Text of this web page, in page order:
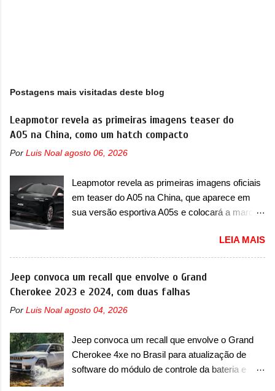
Postagens mais visitadas deste blog
Leapmotor revela as primeiras imagens teaser do
A05 na China, como um hatch compacto
Por Luis Noal agosto 06, 2026
Leapmotor revela as primeiras imagens oficiais
em teaser do A05 na China, que aparece em
sua versão esportiva A05s e colocará a marca
apresentando uma rápida expansão na China
em termos de portfólio. Apoiada pela Stellantis,
a marca confirmou a estreia de um novo
modelo compacto à sua linha. Posicionado
primeiras imagens teaser do A05, que nas
esportiva, o A05s. Previsto para ser lançado
ainda neste ano na China, o compacto elétrico
colocará a Leapmotor para concorrer com uma
LEIA MAIS
Jeep convoca um recall que envolve o Grand
Cherokee 2023 e 2024, com duas falhas
Por Luis Noal agosto 04, 2026
Jeep convoca um recall que envolve o Grand
Cherokee 4xe no Brasil para atualização de
software do módulo de controle da bateria e